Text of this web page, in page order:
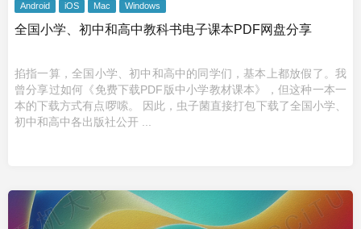
Android iOS Mac Windows
全国小学、初中和高中教科书电子课本PDF网盘分享
掐指一算，全国小学、初中和高中的同学们，基本上都放假了。我
曾分享过如何《免费下载PDF版中小学教材课本》，但这种一本一
本的下载方式有点啰嗦。 因此，虫子菌直接打包下载了全国小学、
初中和高中各出版社公开 ...